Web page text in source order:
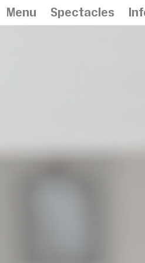
Menu Spectacles
Panneau de gestion des cookies